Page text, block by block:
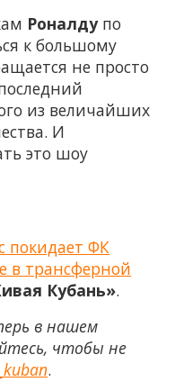
Роналдупо
к большому
не просто
из величайших
И
это шоу
покидает ФК
в трансферной
Кубань».
в нашем
чтобы не
.